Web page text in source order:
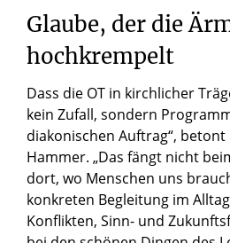
Glaube, der die
hochkrempelt
„Kirche hat einen diakonischen
Johannes Hammer.
Dass die OT in kirchlicher
kein Zufall, sondern
diakonischen Auftrag“, betont
Hammer. „Das fängt nicht
dort, wo Menschen uns
konkreten Begleitung im
Konflikten, Sinn- und